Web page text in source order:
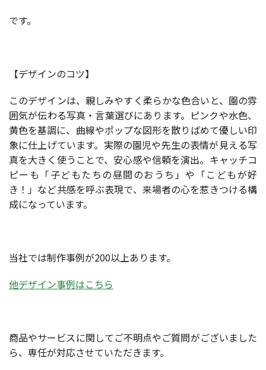
です。
【デザインのコツ】
このデザインは、親しみやすく柔らかな色合いと、園の雰
囲気が伝わる写真・言葉選びにあります。ピンクや水色、
黄色を基調に、曲線やポップな図形を散りばめて優しい印
象に仕上げています。実際の園児や先生の表情が見える写
真を大きく使うことで、安心感や信頼を演出。キャッチコ
ピーも「子どもたちの昼間のおうち」や「こどもが好
き！」など共感を呼ぶ表現で、来場者の心を惹きつける構
成になっています。
当社では制作事例が200以上あります。
他デザイン事例はこちら
商品やサービスに関してご不明点やご質問がございました
ら、専任が対応させていただきます。